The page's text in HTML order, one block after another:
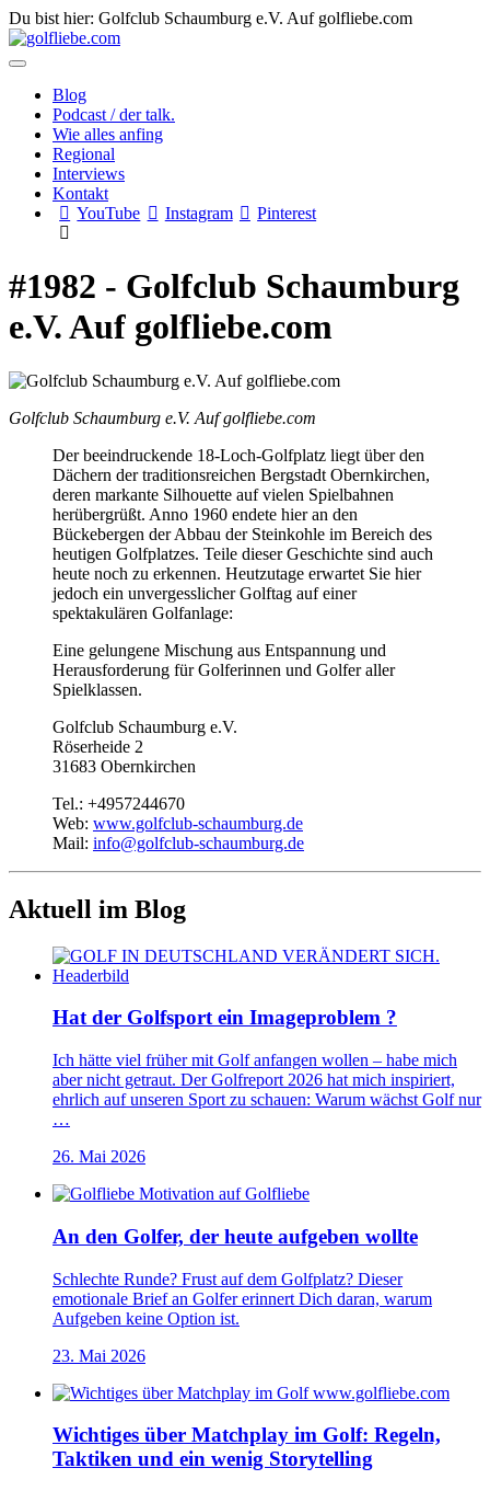
Du bist hier: Golfclub Schaumburg e.V. Auf golfliebe.com
Blog
Podcast / der talk.
Wie alles anfing
Regional
Interviews
Kontakt
YouTube
Instagram Pinterest
#1982 - Golfclub Schaumburg
e.V. Auf golfliebe.com
Golfclub Schaumburg e.V. Auf golfliebe.com
Der beeindruckende 18-Loch-Golfplatz liegt über den
Dächern der traditionsreichen Bergstadt Obernkirchen,
deren markante Silhouette auf vielen Spielbahnen
herübergrüßt. Anno 1960 endete hier an den
Bückebergen der Abbau der Steinkohle im Bereich des
heutigen Golfplatzes. Teile dieser Geschichte sind auch
heute noch zu erkennen. Heutzutage erwartet Sie hier
jedoch ein unvergesslicher Golftag auf einer
spektakulären Golfanlage:
Eine gelungene Mischung aus Entspannung und
Herausforderung für Golferinnen und Golfer aller
Spielklassen.
Golfclub Schaumburg e.V.
Röserheide 2
31683 Obernkirchen
Tel.: +4957244670
Web: www.golfclub-schaumburg.de
Mail: info@golfclub-schaumburg.de
Aktuell im Blog
Hat der Golfsport ein Imageproblem ?
Ich hätte viel früher mit Golf anfangen wollen – habe mich
aber nicht getraut. Der Golfreport 2026 hat mich inspiriert,
ehrlich auf unseren Sport zu schauen: Warum wächst Golf nur
…
26. Mai 2026
An den Golfer, der heute aufgeben wollte
Schlechte Runde? Frust auf dem Golfplatz? Dieser
emotionale Brief an Golfer erinnert Dich daran, warum
Aufgeben keine Option ist.
23. Mai 2026
Wichtiges über Matchplay im Golf: Regeln,
Taktiken und ein wenig Storytelling